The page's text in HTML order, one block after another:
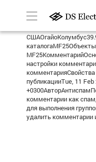
настройки
публикацииTue, 11 Feb
комментарии как
для выполнения
удалить комментарии